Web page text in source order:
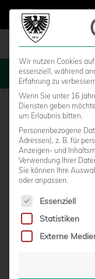
SC
Ahlen
Wir nutzen Cookies
essenziell, während
Erfahrung zu
Wenn Sie unter 16
Diensten geben
um Erlaubnis bitten.
Personenbezogene
Adressen), z. B. für
Anzeigen- und
Verwendung Ihrer
Sie können Ihre
oder anpassen.
Es folgt eine Liste
Essenziell
Statistiken
Externe